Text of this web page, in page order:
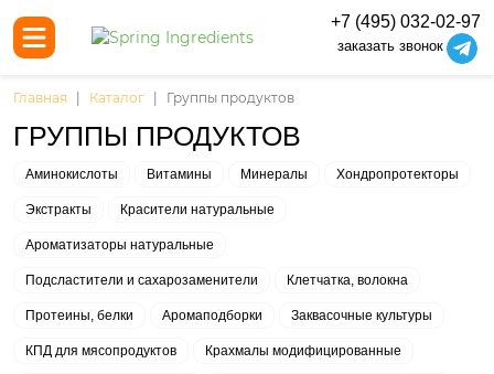
+7 (495) 032-02-97
заказать звонок
Главная Каталог Группы продуктов
ГРУППЫ ПРОДУКТОВ
Аминокислоты Витамины Минералы Хондропротекторы
Экстракты Красители натуральные
Ароматизаторы натуральные
Подсластители и сахарозаменители Клетчатка, волокна
Протеины, белки Аромаподборки Заквасочные культуры
КПД для мясопродуктов Крахмалы модифицированные